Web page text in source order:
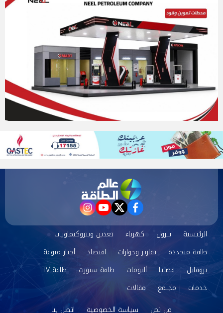
facebook
twitter
youtube
instagram
الرئيسية بترول كهرباء
تعدين وبتروكيماويات
طاقة متجددة
تقارير وحوارات اقتصاد
أخبار منوعة
بروفايل
قضايا ألبومات طاقة سبورت
طاقة TV
خدمات
مجتمع
مقالات
من نحن
سياسة الخصوصية اتصل بنا